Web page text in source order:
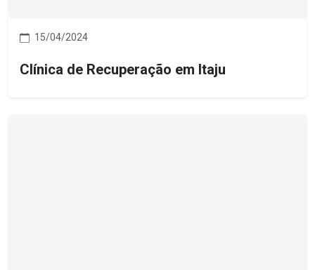
15/04/2024
Clínica de Recuperação em Itaju